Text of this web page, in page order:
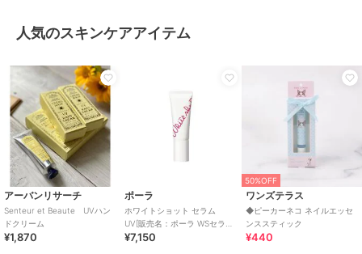
人気のスキンケアアイテム
アーバンリサーチ
Senteur et Beaute UVハン
ドクリーム
¥1,870
ポーラ
ホワイトショット セラム
UV[販売名：ポーラ WSセラム
UV][医薬部外品]
¥7,150
50%OFF
ワンズテラス
◆ピーカーネコ ネイルエッセ
ンススティック
¥440